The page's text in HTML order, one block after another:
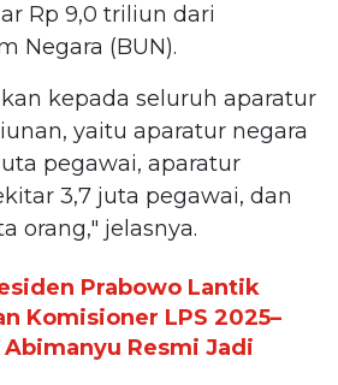
Rp 9,0 triliun dari
Negara (BUN).
kepada seluruh aparatur
yaitu aparatur negara
pegawai, aparatur
3,7 juta pegawai, dan
orang," jelasnya.
Prabowo Lantik
Komisioner LPS 2025–
Resmi Jadi